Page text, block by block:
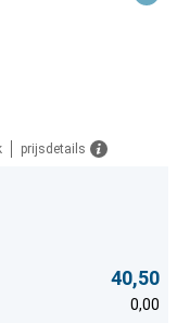
prijsdetails
40,50
0,00